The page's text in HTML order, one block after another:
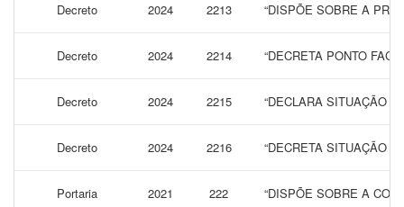
Decreto 2024 2213 “DISPÕE SOBRE A
Decreto 2024 2214 “DECRETA PONTO
Decreto 2024 2215 “DECLARA SITUAÇÃO
Decreto 2024 2216 “DECRETA SITUAÇÃO
Portaria 2021 222 “DISPÕE SOBRE A